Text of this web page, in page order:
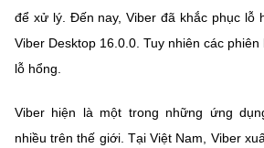
Chịu trách nhiệm nội dung: Nguyễn Thị
Giám đốc Trung tâm Truyền thông Khoa
Địa chỉ: Ban Biên tập Cổng TTĐT - 18
Email:stc@mst.gov.vn
©2026 Bản quyền thuộc Bộ Khoa Học và
để xử lý. Đến nay, Viber đã khắc phục lỗ
Viber Desktop 16.0.0. Tuy nhiên các
lỗ hổng.
Viber hiện là một trong những ứng
nhiều trên thế giới. Tại Việt Nam, Viber